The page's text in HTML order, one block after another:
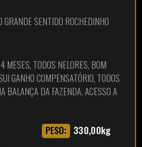
SENTIDO ROCHEDINHO
TODOS NELORES, BOM
GANHO COMPENSATÓRIO, TODOS
BALANÇA DA FAZENDA, ACESSO A
PESO: 330,00kg